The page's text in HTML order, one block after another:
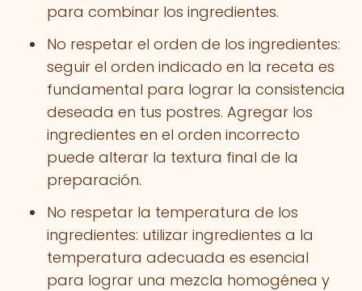
para combinar los ingredientes.
No respetar el orden de los ingredientes:
seguir el orden indicado en la receta es
fundamental para lograr la consistencia
deseada en tus postres. Agregar los
ingredientes en el orden incorrecto
puede alterar la textura final de la
preparación.
No respetar la temperatura de los
ingredientes: utilizar ingredientes a la
temperatura adecuada es esencial
para lograr una mezcla homogénea y